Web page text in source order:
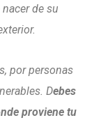
de su
por personas
Debes
proviene tu